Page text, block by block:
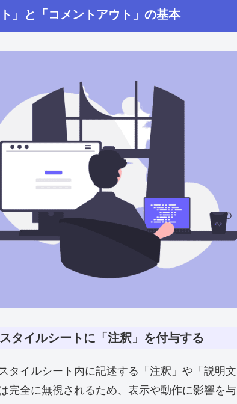
」と「コメントアウト」の基本
タイルシートに「注釈」を付与する
タイルシート内に記述する「注釈」や「説明
完全に無視されるため、表示や動作に影響を